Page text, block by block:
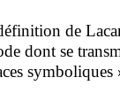
de
dont se
symboliques